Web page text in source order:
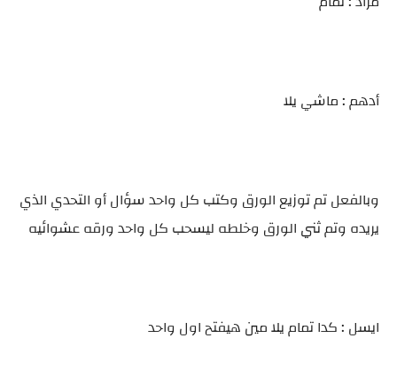
أدهم : ماشي يلا
وبالفعل تم توزيع الورق وكتب كل واحد سؤال أو التحدي الذي
يريده وتم ثني الورق وخلطه ليسحب كل واحد ورقه عشوائيه
ايسل : كدا تمام يلا مين هيفتح اول واحد